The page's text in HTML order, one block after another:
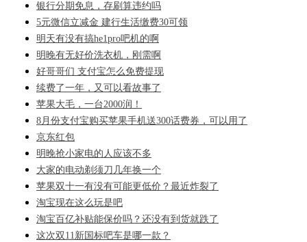
银行分期免息，存刷算违约吗
5元微信立减金 建行生活缴费30可领
明天有没有搞he1pro吧机的啊
明晚有无好价洗衣机，刚需啊
好哥哥们 支付宝怎么免费提现
续费了一年，又可以看故事了
苹果大毛，一台2000润！
8月份支付宝购买苹果手机送300话费券，可以用了
京东红包
明晚抢小家电的人应该不多
大家的电动剃须刀几年换一个
苹果双十一有没有可能更低价？最近炸裂了
淘宝现在这么玩是吧
淘宝百亿补贴能保价吗？还没有到货就跌了
这次双11新国标吧车是哪一款？